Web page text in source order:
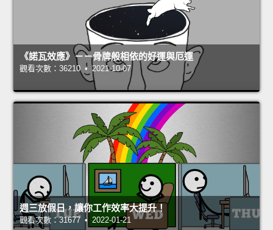
《諾瓦效應》－－骨牌般相依的好運與厄運
觀看次數：36210 • 2021-10-07
週三放假日，讓你工作效率大提升！
觀看次數：31677 • 2022-01-21